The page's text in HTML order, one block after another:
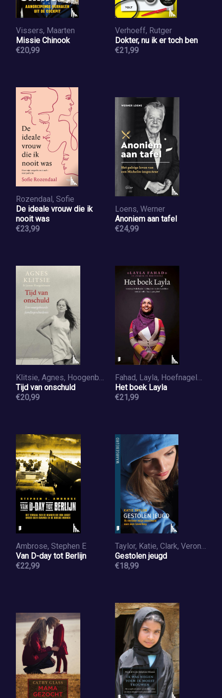
Vissers, Maarten
Missie Chinook
€20,99
Verhoeff, Rutger
Dokter, nu ik er toch ben
€21,99
Rozendaal, Sofie
De ideale vrouw die ik
nooit was
€23,99
Loens, Werner
Anoniem aan tafel
€24,99
Klitsie, Agnes, Hoogenboom, Jeroen
Tijd van onschuld
€20,99
Fahad, Layla, Hoefnagels, Jacqueline
Het boek Layla
€21,99
Ambrose, Stephen E
Van D-day tot Berlijn
€22,99
Taylor, Katie, Clark, Veronica
Gestolen jeugd
€18,99